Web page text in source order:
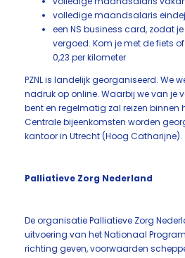
volledige maandsalaris
een NS business card, zodat
vergoed. Kom je met de fiets
0,23 per kilometer
PZNL is landelijk georganiseerd. We
nadruk op online. Waarbij we van je
bent en regelmatig zal reizen binnen
Centrale bijeenkomsten worden
kantoor in Utrecht (Hoog Catharijne).
Palliatieve Zorg Nederland
De organisatie Palliatieve Zorg
uitvoering van het Nationaal
richting geven, voorwaarden